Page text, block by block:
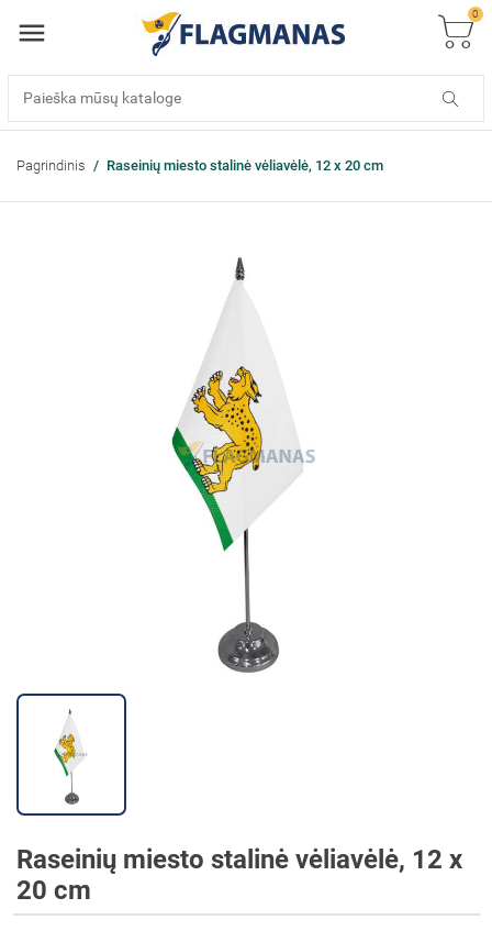
0
Pagrindinis Raseinių miesto stalinė vėliavėlė, 12 x 20 cm
Raseinių miesto stalinė vėliavėlė, 12 x
20 cm